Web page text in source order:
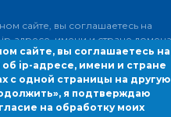
сайте, вы соглашаетесь на
адресе, имени и стране домена
страницы на другую и cookies.
сайте, вы соглашаетесь на
ip-адресе, имени и стране
с одной страницы на другую
я подтверждаю
на обработку моих